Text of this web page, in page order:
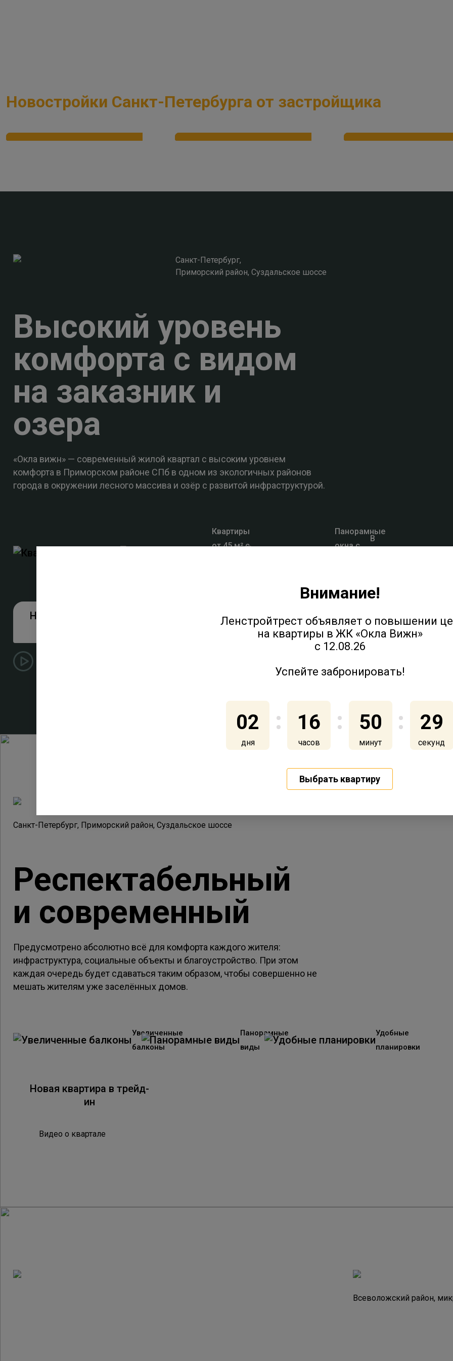
Новостройки Санкт-Петербурга от застройщика
Санкт-Петербург,
Приморский район, Суздальское шоссе
Высокий уровень
комфорта с видом
на заказник и
озера
«Окла вижн» — современный жилой квартал с высоким уровнем
комфорта в Приморском районе СПб в одном из экологичных районов
города в окружении лесного массива и озёр с развитой инфраструктурой.
Квартиры
от 45 м² с
Панорамные
окна с
В
Новая квартира в трейд-
Подробнее о квартале
Санкт-Петербург, Приморский район, Суздальское шоссе
Респектабельный
и современный
Предусмотрено абсолютно всё для комфорта каждого жителя:
инфраструктура, социальные объекты и благоустройство. При этом
каждая очередь будет сдаваться таким образом, чтобы совершенно не
мешать жителям уже заселённых домов.
Увеличенные
балконы
Панорамные
виды
Удобные
планировки
Новая квартира в трейд-
ин
Видео о квартале
Всеволожский район,
Внимание!
Ленстройтрест объявляет о повышении
на квартиры в ЖК «Окла Вижн»
с 12.08.26
Успейте забронировать!
02
дня
16
часов
50
минут
27
секунд
Выбрать квартиру